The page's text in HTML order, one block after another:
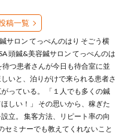
稿一覧
サロン てっぺんのはり そごう横
頭鍼&美容鍼サロン てっぺんのは
つ患者さんが今日も待合室に並
いと、泊りがけで来られる患者さ
っている。 「１人でも多くの鍼
しい！」 その思いから、稼ぎた
立。 集客方法、リピート率の向
セミナーでも教えてくれないこと